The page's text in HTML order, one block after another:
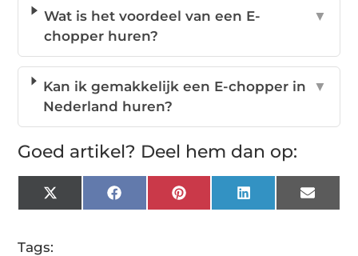
Wat is het voordeel van een E-
chopper huren?
▼
Kan ik gemakkelijk een E-chopper in
Nederland huren?
▼
Goed artikel? Deel hem dan op:
X
(Twitter)
FacebookPinterestLinkedInEmail
Tags: